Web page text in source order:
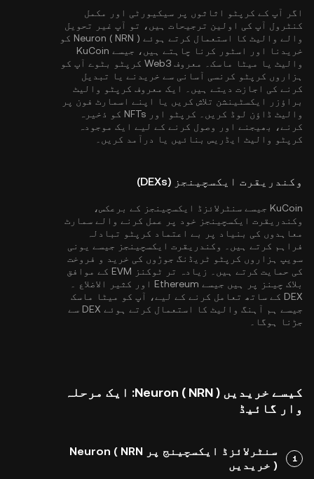
اگر آپ کے کرپٹو اثاثوں پر سیکیورٹی اور مکمل
کنٹرول آپ کی اولین ترجیحات ہیں، تو آپ غیر تحویل
والے والیٹ کا استعمال کرتے ہوئے Neuron ( NRN ) کو
خریدنا اور اسٹور کرنا چاہتے ہیں، جیسے KuCoin
والیٹ
یا میٹا ماسک۔ معروف Web3 کرپٹو بٹوے آپ کو
ہزاروں کرپٹو کرنسی آسانی سے خریدنے یا تبدیل
کرنے کی اجازت دیتے ہیں۔ ایک معروف کرپٹو والیٹ
براؤزر ایکسٹینشن تلاش کریں یا اپنے اسمارٹ فون پر
والیٹ ڈاؤن لوڈ کریں۔ کرپٹو اور NFTs کو ذخیرہ
کرنے، بھیجنے اور وصول کرنے کے لیے ایک موجودہ
کرپٹو والیٹ ایڈریس بنائیں یا درآمد کریں۔
وکندریقرت ایکسچینجز (DEXs)
KuCoin جیسے سنٹرلائزڈ ایکسچینجز کے برعکس،
وکندریقرت ایکسچینجز خود پر عمل کرنے والے سمارٹ
معاہدوں کی بنیاد پر بے اعتماد کرپٹو تبادلہ
فراہم کرتے ہیں۔ وکندریقرت ایکسچینجز جیسے یونی
سویپ ہزاروں کرپٹو ٹریڈنگ جوڑوں کی خرید و فروخت
کی حمایت کرتے ہیں۔ زیادہ تر ٹوکنز EVM کے موافق
بلاک چینز پر ہیں جیسے Ethereum اور کثیر الاضلاع
DEX کے ساتھ تعامل کرنے کے لیے، آپ کو میٹا ماسک
جیسے ہم آہنگ والیٹ کا استعمال کرتے ہوئے DEX سے
جڑنا ہوگا۔
کیسے خریدیں Neuron ( NRN ): ایک مرحلہ
وار گائیڈ
1
سنٹرلائزڈ ایکسچینج پر Neuron ( NRN
) خریدیں